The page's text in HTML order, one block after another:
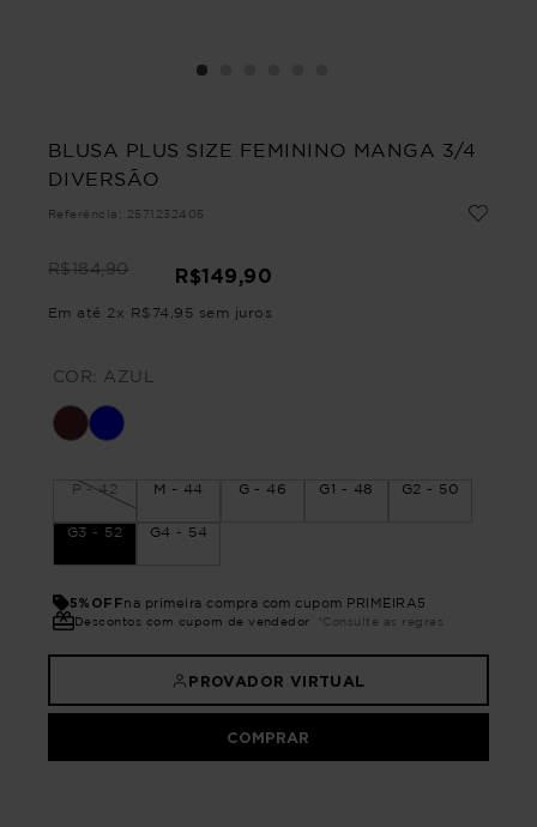
BLUSA PLUS SIZE FEMININO MANGA 3/4
DIVERSÃO
Referência : 2571232405
R$184,90 R$149,90
Em até 2 x R$ 74 95 sem juros
COR: AZUL
P - 42 M - 44 G - 46 G1 - 48 G2 - 50
G3 - 52 G4 - 54
5%OFFna primeira compra com cupom PRIMEIRA5
Descontos com cupom de vendedor *Consulte as regras
PROVADOR VIRTUAL
COMPRAR